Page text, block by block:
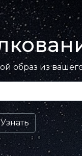
образ из